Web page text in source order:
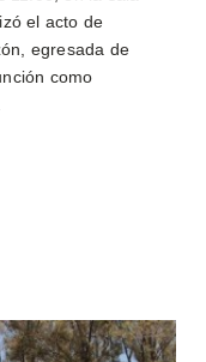
el acto de
egresada de
como